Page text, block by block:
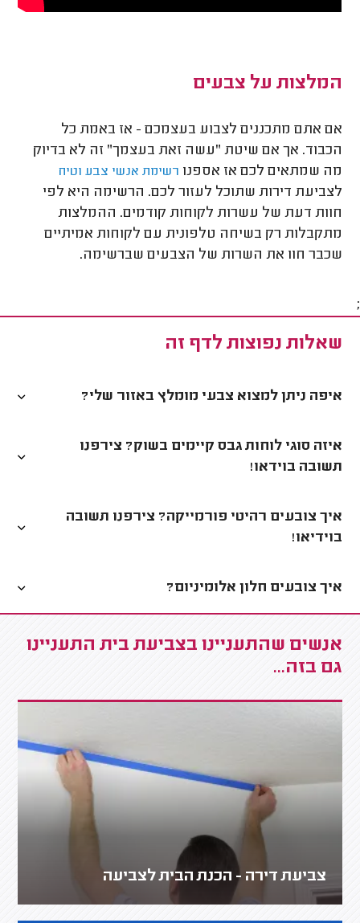
המלצות על צבעים
אם אתם מתכננים לצבוע בעצמכם - אז באמת כל
הכבוד. אך אם שיטת "עשה זאת בעצמך" זה לא בדיוק
מה שמתאים לכם אז אספנו רשימת אנשי צבע וטיח
לצביעת דירות שתוכל לעזור לכם. הרשימה היא לפי
חוות דעת של עשרות לקוחות קודמים. ההמלצות
מתקבלות רק בשיחה טלפונית עם לקוחות אמיתיים
שכבר חוו את השרות של הצבעים שברשימה.
;
שאלות נפוצות לדף זה
איפה ניתן למצוא צבעי מומלץ באזור שלי?
איזה סוגי לוחות גבס קיימים בשוק? צירפנו
תשובה בוידאו!
איך צובעים רהיטי פורמייקה? צירפנו תשובה
בוידיאו!
איך צובעים חלון אלומיניום?
אנשים שהתעניינו בצביעת בית התעניינו
גם בזה...
צביעת דירה - הכנת הבית לצביעה